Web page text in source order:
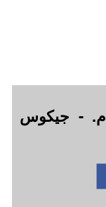
- جيكوس